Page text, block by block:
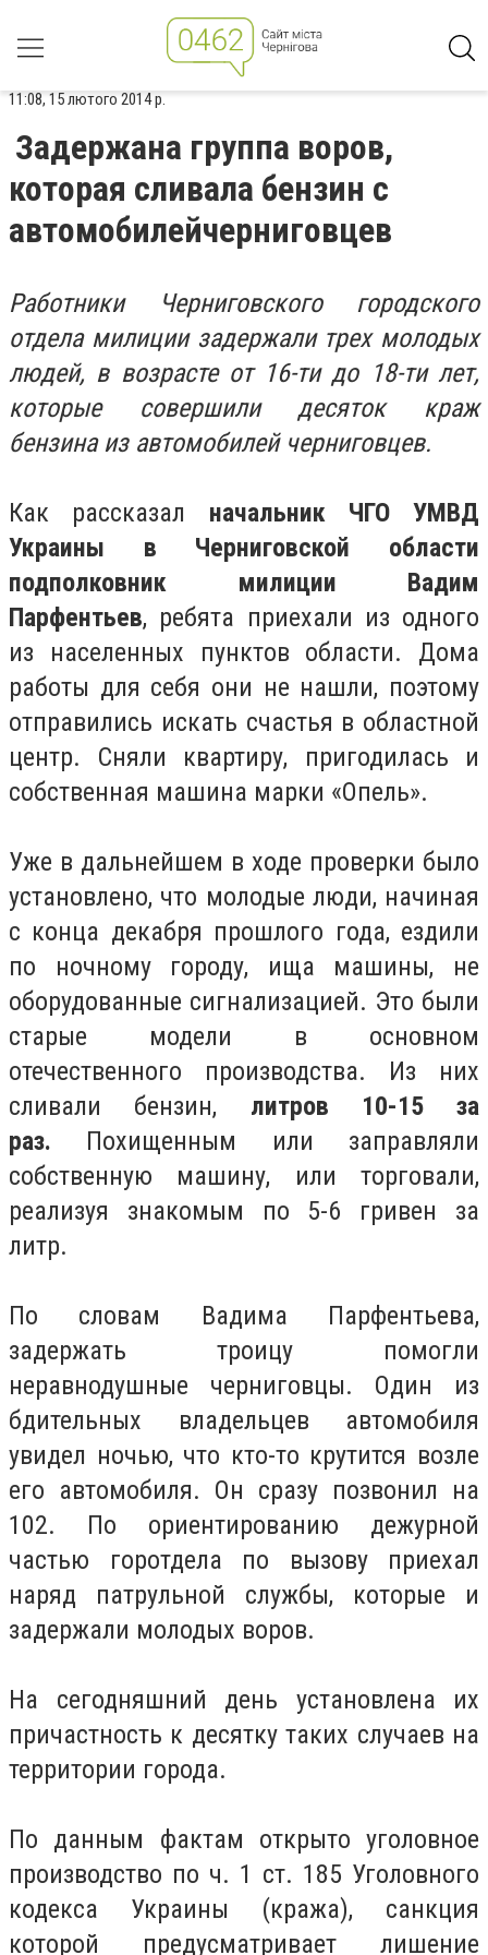
11:08, 15 лютого 2014 р.
Задержана группа воров,
которая сливала бензин с
автомобилейчерниговцев
Работники Черниговского городского
отдела милиции задержали трех молодых
людей, в возрасте от 16-ти до 18-ти лет,
которые совершили десяток краж
бензина из автомобилей черниговцев.
Как рассказал начальник ЧГО УМВД
Украины в Черниговской области
подполковник милиции Вадим
Парфентьев, ребята приехали из одного
из населенных пунктов области. Дома
работы для себя они не нашли, поэтому
отправились искать счастья в областной
центр. Сняли квартиру, пригодилась и
собственная машина марки «Опель».
Уже в дальнейшем в ходе проверки было
установлено, что молодые люди, начиная
с конца декабря прошлого года, ездили
по ночному городу, ища машины, не
оборудованные сигнализацией. Это были
старые модели в основном
отечественного производства. Из них
сливали бензин, литров 10-15 за
раз. Похищенным или заправляли
собственную машину, или торговали,
реализуя знакомым по 5-6 гривен за
литр.
По словам Вадима Парфентьева,
задержать троицу помогли
неравнодушные черниговцы. Один из
бдительных владельцев автомобиля
увидел ночью, что кто-то крутится возле
его автомобиля. Он сразу позвонил на
102. По ориентированию дежурной
частью горотдела по вызову приехал
наряд патрульной службы, которые и
задержали молодых воров.
На сегодняшний день установлена их
причастность к десятку таких случаев на
территории города.
По данным фактам открыто уголовное
производство по ч. 1 ст. 185 Уголовного
кодекса Украины (кража), санкция
которой предусматривает лишение